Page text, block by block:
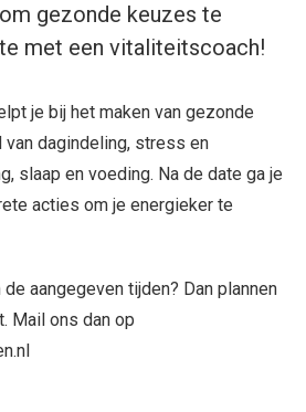
gezonde keuzes te
met een vitaliteitscoach!
je bij het maken van gezonde
dagindeling, stress en
slaap en voeding. Na de date ga je
acties om je energieker te
aangegeven tijden? Dan plannen
Mail ons dan op